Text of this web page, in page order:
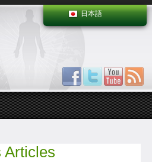
日本語
Articles